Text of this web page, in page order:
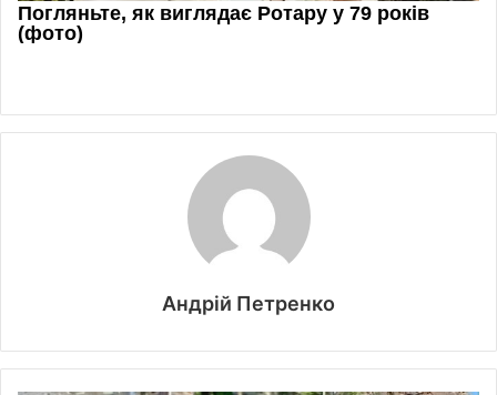
Андрій Петренко